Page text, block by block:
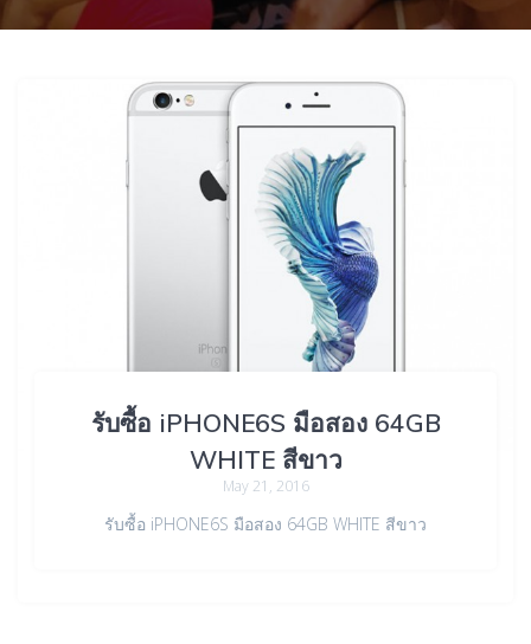
รับซื้อ iPHONE6S มือสอง 64GB
WHITE สีขาว
May 21, 2016
รับซื้อ iPHONE6S มือสอง 64GB WHITE สีขาว